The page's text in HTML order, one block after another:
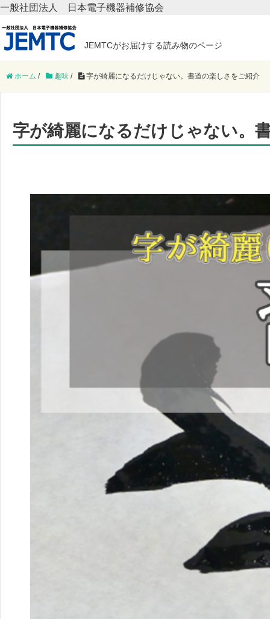
一般社団法人 日本電子機器補修協会
JEMTCがお届けする読み物のページ
ホーム / 趣味 / 字が綺麗になるだけじゃない。書道の楽しさをご紹介
字が綺麗になるだけじゃない。